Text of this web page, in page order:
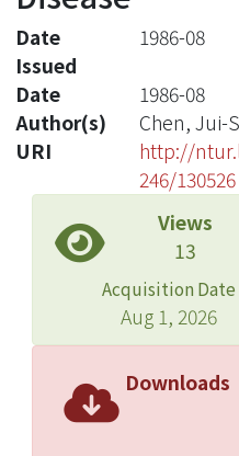
Date
Issued
1986-08
Date
1986-08
Author(s)
Chen, Jui-
URI
http://
246/130526
Views
13
Acquisition Date
Aug 1, 2026
Downloads